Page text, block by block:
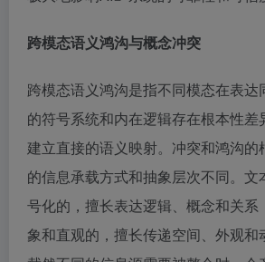
跨模态语义鸿沟与概念冲突
跨模态语义鸿沟是指不同模态在表达
的符号系统和内在逻辑存在根本性差
建立直接的语义映射。冲突和鸿沟的
的信息承载方式和抽象层次不同。
号化的，擅长表达逻辑、概念和关系
象和直观的，擅长传递空间、外观和